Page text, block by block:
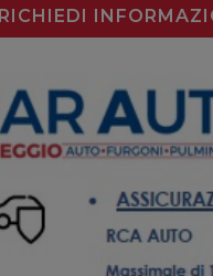
RICHIEDI